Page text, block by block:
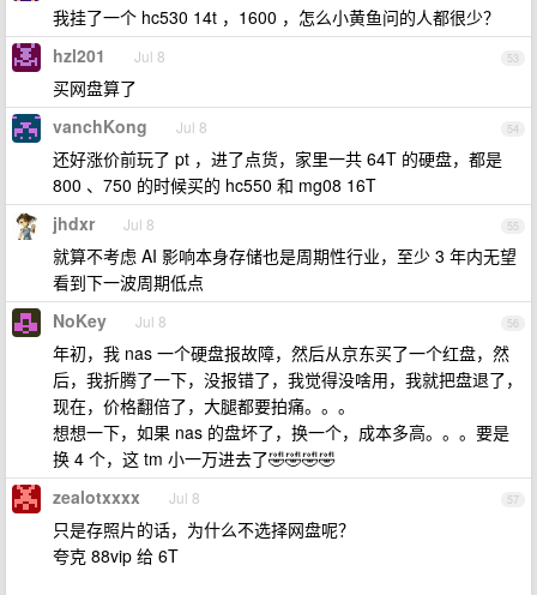
我挂了一个 hc530 14t ，1600 ，怎么小黄鱼问的人都很少？
53
hzl201 Jul 8
买网盘算了
54
vanchKong Jul 8
还好涨价前玩了 pt ，进了点货，家里一共 64T 的硬盘，都是
800 、750 的时候买的 hc550 和 mg08 16T
55
jhdxr Jul 8
就算不考虑 AI 影响本身存储也是周期性行业，至少 3 年内无望
看到下一波周期低点
56
NoKey Jul 8
年初，我 nas 一个硬盘报故障，然后从京东买了一个红盘，然
后，我折腾了一下，没报错了，我觉得没啥用，我就把盘退了，
现在，价格翻倍了，大腿都要拍痛。。。
想想一下，如果 nas 的盘坏了，换一个，成本多高。。。要是
换 4 个，这 tm 小一万进去了🤣🤣🤣🤣
57
zealotxxxx Jul 8
只是存照片的话，为什么不选择网盘呢？
夸克 88vip 给 6T